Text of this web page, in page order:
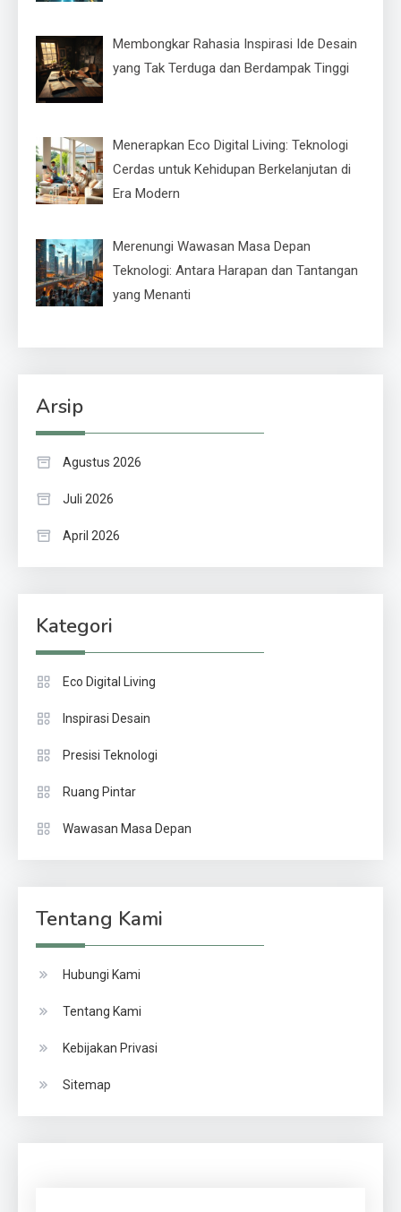
Membongkar Rahasia Inspirasi Ide Desain
yang Tak Terduga dan Berdampak Tinggi
Menerapkan Eco Digital Living: Teknologi
Cerdas untuk Kehidupan Berkelanjutan di
Era Modern
Merenungi Wawasan Masa Depan
Teknologi: Antara Harapan dan Tantangan
yang Menanti
Arsip
Agustus 2026
Juli 2026
April 2026
Kategori
Eco Digital Living
Inspirasi Desain
Presisi Teknologi
Ruang Pintar
Wawasan Masa Depan
Tentang Kami
Hubungi Kami
Tentang Kami
Kebijakan Privasi
Sitemap